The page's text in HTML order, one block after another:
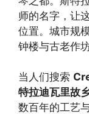
师的名字，让
位置。城市规
钟楼与古老作
当人们搜索
特拉迪瓦里故
数百年的工艺